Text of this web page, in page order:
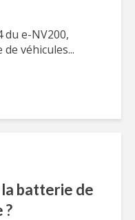
du e-NV200,
véhicules...
batterie de
?